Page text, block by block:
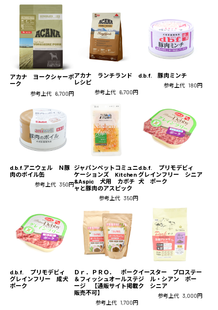
アカナ ヨークシャーポ
ーク
参考上代 6,700円
アカナ ランチランド
レシピ
参考上代 6,700円
d.b.f. 豚肉ミンチ
参考上代 180円
d.b.f.アニウェル Ｎ豚
肉のボイル缶
参考上代 350円
ジャパンペットコミュニ
ケーションズ Kitchen
&Aspic 犬用 カボチ
ャと豚肉のアスピック
参考上代 350円
d.b.f. プリモデビィ
グレインフリー シニア
犬 ポーク
d.b.f. プリモデビィ
グレインフリー 成犬
ポーク
Ｄｒ．ＰＲＯ． ポーク
＆フィッシュオールステ
ージ 【通販サイト掲載
販売不可】
参考上代 1,700円
イースター プロステー
ジ ル・シアン ポー
ク シニア
参考上代 3,000円